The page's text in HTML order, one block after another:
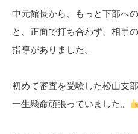
中元館長から、もっと下部へ
と、正面で打ち合わず、相手
指導がありました。
初めて審査を受験した松山支
一生懸命頑張っていました。